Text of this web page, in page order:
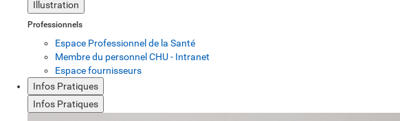
Illustration
Professionnels
Espace Professionnel de la Santé
Membre du personnel CHU - Intranet
Espace fournisseurs
Infos Pratiques
Infos Pratiques